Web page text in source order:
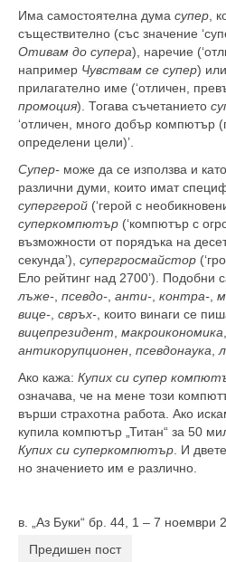
Има самостоятелна дума супер ,
съществително (със значение
Отивам до супера), наречие
например Чувствам се супер)
прилагателно име (‘отличен,
промоция). Тогава съчетанието
‘отличен, много добър компютър
определени цели)’.
Супер- може да се използва и
различни думи, които имат
супергерой (‘герой с
суперкомпютър (‘компютър с
възможности от порядъка на
секунда’), супергросмайстор
Ело рейтинг над 2700’). Подобни
лъже- псевдо- анти- контра-
вице- свръх- , които винаги се
вицепрезидент макроикономика
антикорупционен псевдонаука
Ако кажа: Купих си супер
означава, че на мене този
върши страхотна работа. Ако
купила компютър „Титан“ за 50
Купих си суперкомпютър . И
но значението им е различно.
в. „Аз Буки“ бр. 44, 1 – 7 ноември
Предишен пост